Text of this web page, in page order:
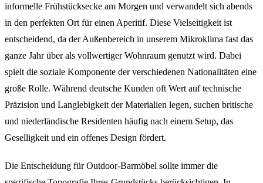
informelle Frühstücksecke am Morgen und verwandelt sich abends
in den perfekten Ort für einen Aperitif. Diese Vielseitigkeit ist
entscheidend, da der Außenbereich in unserem Mikroklima fast das
ganze Jahr über als vollwertiger Wohnraum genutzt wird. Dabei
spielt die soziale Komponente der verschiedenen Nationalitäten eine
große Rolle. Während deutsche Kunden oft Wert auf technische
Präzision und Langlebigkeit der Materialien legen, suchen britische
und niederländische Residenten häufig nach einem Setup, das
Geselligkeit und ein offenes Design fördert.
Die Entscheidung für Outdoor-Barmöbel sollte immer die